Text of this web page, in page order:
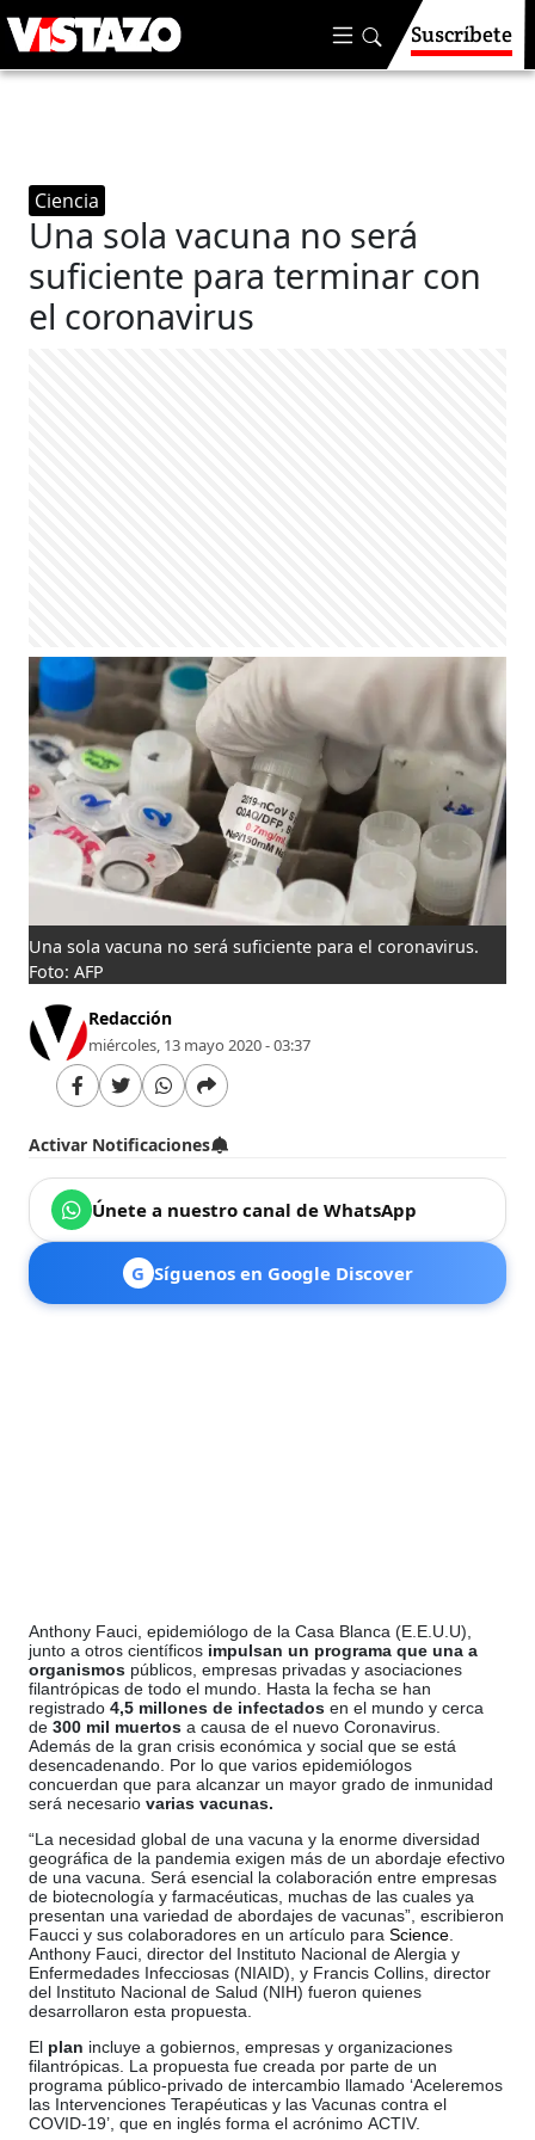
Suscríbete
Ciencia
Una sola vacuna no será
suficiente para terminar con
el coronavirus
Una sola vacuna no será suficiente para el coronavirus.
Foto: AFP
Redacción
miércoles, 13 mayo 2020 - 03:37
Activar Notificaciones
Únete a nuestro canal de WhatsApp
G Síguenos en Google Discover
Anthony Fauci, epidemiólogo de la Casa Blanca (E.E.U.U),
junto a otros científicos impulsan un programa que una a
organismos públicos, empresas privadas y asociaciones
filantrópicas de todo el mundo. Hasta la fecha se han
registrado4,5 millones de infectados en el mundo y cerca
de300 mil muertos a causa de el nuevo Coronavirus.
Además de la gran crisis económica y social que se está
desencadenando. Por lo que varios epidemiólogos
concuerdan que para alcanzar un mayor grado de inmunidad
será necesariovarias vacunas.
“La necesidad global de una vacuna y la enorme diversidad
geográfica de la pandemia exigen más de un abordaje efectivo
de una vacuna. Será esencial la colaboración entre empresas
de biotecnología y farmacéuticas, muchas de las cuales ya
presentan una variedad de abordajes de vacunas”, escribieron
Faucci y sus colaboradores en un artículo paraScience
Anthony Fauci, director del Instituto Nacional de Alergia y
Enfermedades Infecciosas (NIAID), y Francis Collins, director
del Instituto Nacional de Salud (NIH) fueron quienes
desarrollaron esta propuesta.
El plan incluye a gobiernos, empresas y organizaciones
filantrópicas. La propuesta fue creada por parte de un
programa público-privado de intercambio llamado ‘Aceleremos
las Intervenciones Terapéuticas y las Vacunas contra el
COVID-19’, que en inglés forma el acrónimo ACTIV.